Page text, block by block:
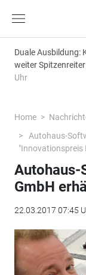
Duale Ausbildung:
weiter Spitzenreiter
Uhr
Home
Autohaus-
"Innovationspreis
Autohaus-
GmbH
22.03.2017 07:45